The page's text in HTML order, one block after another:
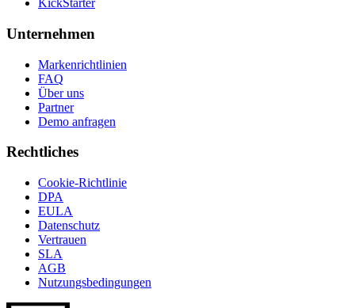
KickStarter
Unternehmen
Markenrichtlinien
FAQ
Über uns
Partner
Demo anfragen
Rechtliches
Cookie-Richtlinie
DPA
EULA
Datenschutz
Vertrauen
SLA
AGB
Nutzungsbedingungen